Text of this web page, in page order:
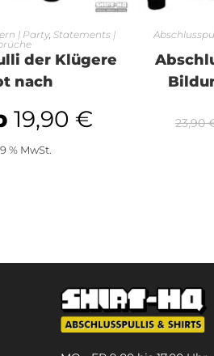
WÄHLEN
| Party, Statements |
der Klügere
nach
19,90 €
% MwSt.
23,90